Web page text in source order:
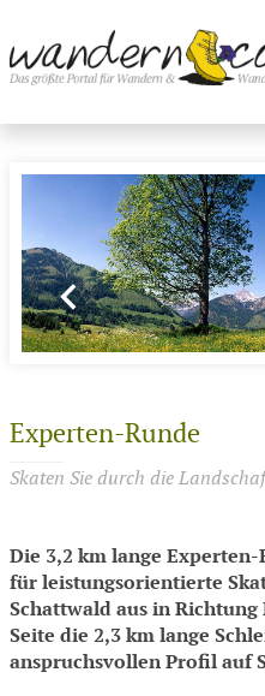
Experten-Runde
Skaten Sie durch die
Die 3,2 km lange
für leistungsorientierte
Schattwald aus in
Seite die 2,3 km lange
anspruchsvollen Profil auf